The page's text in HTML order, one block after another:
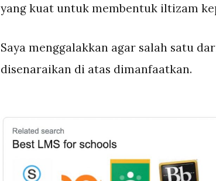
yang kuat untuk membentuk iltizam
Saya menggalakkan agar salah satu
disenaraikan di atas dimanfaatkan.